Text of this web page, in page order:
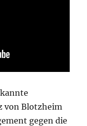
von Blotzheim
gegen die